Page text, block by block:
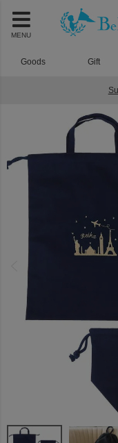
MENU
Goods Gift
ラフィ